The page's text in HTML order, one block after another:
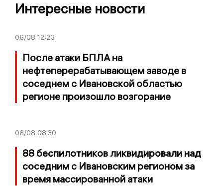
Интересные новости
06/08 12:23
После атаки БПЛА на
нефтеперерабатывающем заводе в
соседнем с Ивановской областью
регионе произошло возгорание
06/08 08:30
88 беспилотников ликвидировали над
соседним с Ивановским регионом за
время массированной атаки